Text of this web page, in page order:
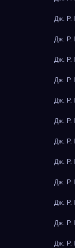
Дж. Р.
Дж. Р.
Дж. Р.
Дж. Р.
Дж. Р.
Дж. Р.
Дж. Р.
Дж. Р.
Дж. Р.
Дж. Р.
Дж. Р.
Дж. Р.